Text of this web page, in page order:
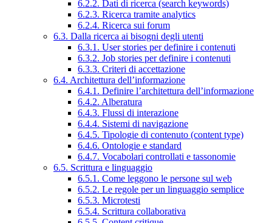
6.2.2. Dati di ricerca (search keywords)
6.2.3. Ricerca tramite analytics
6.2.4. Ricerca sui forum
6.3. Dalla ricerca ai bisogni degli utenti
6.3.1. User stories per definire i contenuti
6.3.2. Job stories per definire i contenuti
6.3.3. Criteri di accettazione
6.4. Architettura dell’informazione
6.4.1. Definire l’architettura dell’informazione
6.4.2. Alberatura
6.4.3. Flussi di interazione
6.4.4. Sistemi di navigazione
6.4.5. Tipologie di contenuto (content type)
6.4.6. Ontologie e standard
6.4.7. Vocabolari controllati e tassonomie
6.5. Scrittura e linguaggio
6.5.1. Come leggono le persone sul web
6.5.2. Le regole per un linguaggio semplice
6.5.3. Microtesti
6.5.4. Scrittura collaborativa